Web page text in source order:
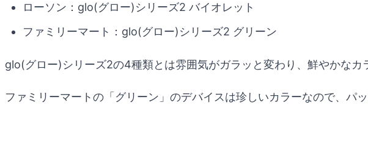
ローソン：glo(グロー)シリーズ2 バイオレット
ファミリーマート：glo(グロー)シリーズ2 グリーン
glo(グロー)シリーズ2の4種類とは雰囲気がガラッと変わり、鮮やかなカ
ファミリーマートの「グリーン」のデバイスは珍しいカラーなので、パ